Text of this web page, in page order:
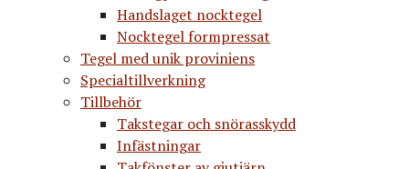
Handslaget nocktegel
Nocktegel formpressat
Tegel med unik proviniens
Specialtillverkning
Tillbehör
Takstegar och snörasskydd
Infästningar